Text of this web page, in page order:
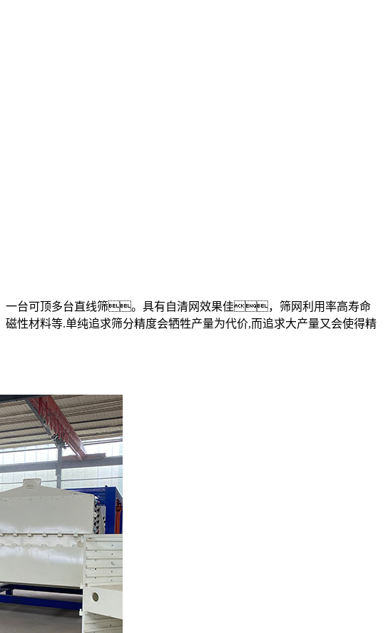
可顶多台直线筛。具有自清网效果佳，筛网利用率高寿命
等.单纯追求筛分精度会牺牲产量为代价,而追求大产量又会使得精